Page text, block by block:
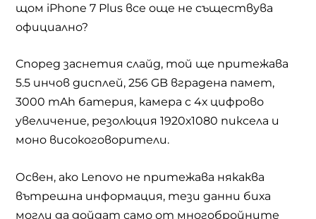
щом iPhone 7 Plus все още не съществува
официално?
Според заснетия слайд, той ще притежава
5.5 инчов дисплей, 256GB вградена памет,
3000 mAh батерия, камера с 4х цифрово
увеличение, резолюция 1920х1080 пиксела и
моно високоговорители.
Освен, ако Lenovo не притежава някаква
вътрешна информация, тези данни биха
могли да дойдат само от многобройните